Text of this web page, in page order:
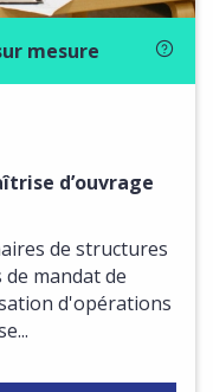
mesure
d’ouvrage
de structures
mandat de
d'opérations